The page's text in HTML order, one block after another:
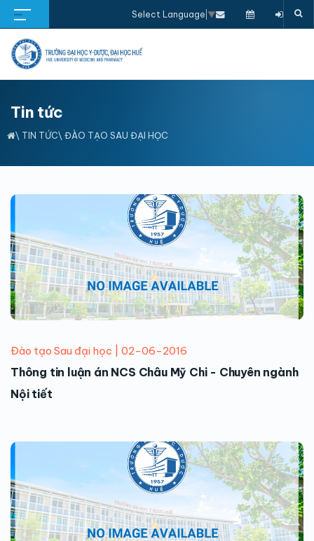
Select Language ▼
Tin tức
\ TIN TỨC\ ĐÀO TẠO SAU ĐẠI HỌC
Đào tạo Sau đại học | 02-06-2016
Thông tin luận án NCS Châu Mỹ Chi - Chuyên ngành
Nội tiết